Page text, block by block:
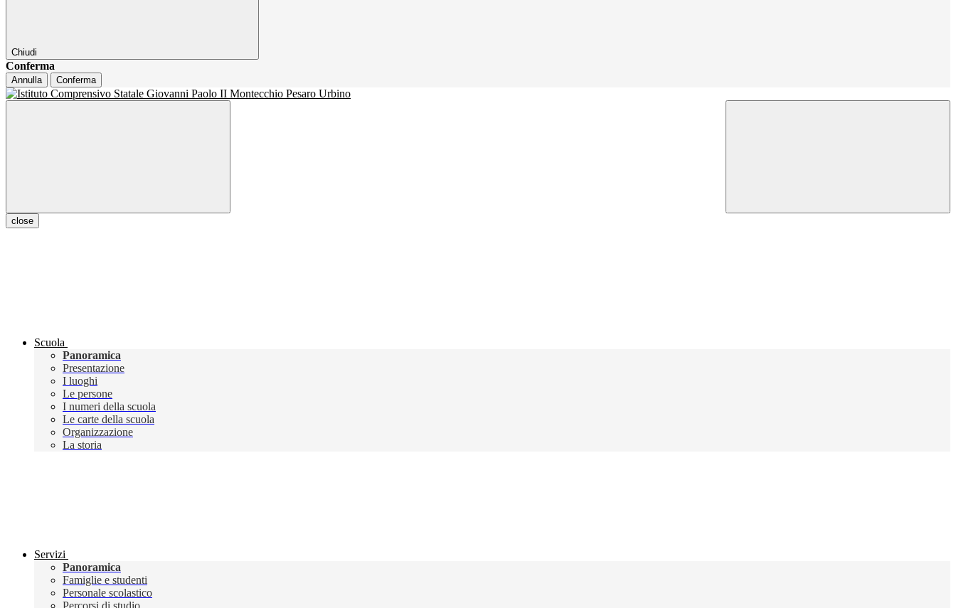
Chiudi
Conferma
Annulla Conferma
close
Scuola
Panoramica
Presentazione
I luoghi
Le persone
I numeri della scuola
Le carte della scuola
Organizzazione
La storia
Servizi
Panoramica
Famiglie e studenti
Personale scolastico